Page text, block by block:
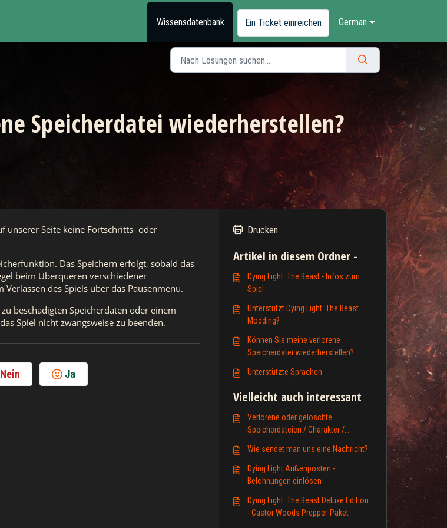
Wissensdatenbank Ein Ticket einreichen German
Speicherdatei wiederherstellen?
unserer Seite keine Fortschritts- oder
Das Speichern erfolgt, sobald das
beim Überqueren verschiedener
des Spiels über das Pausenmenü.
beschädigten Speicherdaten oder einem
Spiel nicht zwangsweise zu beenden.
Nein Ja
Drucken
Artikel in diesem Ordner -
Dying Light: The Beast - Infos zum
Spiel
Unterstützt Dying Light: The Beast
Modding?
Können Sie meine verlorene
Speicherdatei wiederherstellen?
Unterstützte Sprachen
Vielleicht auch interessant
Verlorene oder gelöschte
Speicherdateien / Charakter /
Wie sendet man uns eine Nachricht?
Dying Light Außenposten -
Belohnungen einlösen
Dying Light: The Beast Deluxe Edition
- Castor Woods Prepper-Paket